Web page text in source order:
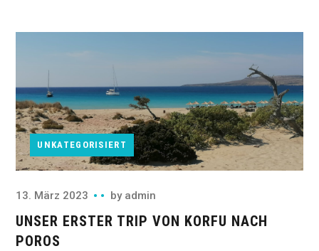
UNKATEGORISIERT
13. März 2023 by admin
UNSER ERSTER TRIP VON KORFU NACH
POROS